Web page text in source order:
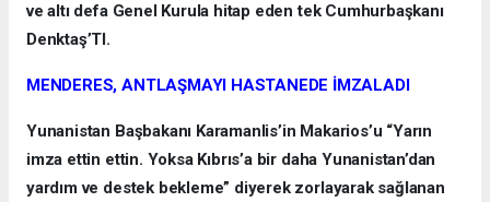
ve altı defa Genel Kurula hitap eden tek Cumhurbaşkanı
Denktaş’TI.
MENDERES, ANTLAŞMAYI HASTANEDE İMZALADI
Yunanistan Başbakanı Karamanlis’in Makarios’u “Yarın
imza ettin ettin. Yoksa Kıbrıs’a bir daha Yunanistan’dan
yardım ve destek bekleme” diyerek zorlayarak sağlanan